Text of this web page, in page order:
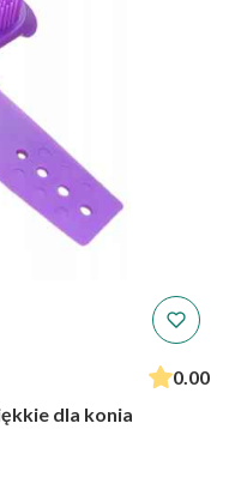
0.00
dla konia